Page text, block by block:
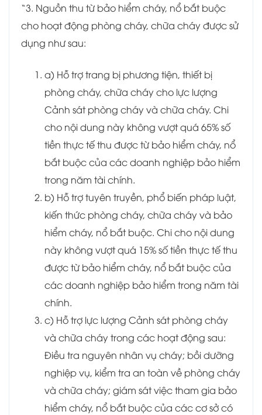
“3. Nguồn thu từ bảo hiểm cháy, nổ bắt buộc
cho hoạt động phòng cháy, chữa cháy được sử
dụng như sau:
a) Hỗ trợ trang bị phương tiện, thiết bị
phòng cháy, chữa cháy cho lực lượng
Cảnh sát phòng cháy và chữa cháy. Chi
cho nội dung này không vượt quá 65% số
tiền thực tế thu được từ bảo hiểm cháy, nổ
bắt buộc của các doanh nghiệp bảo hiểm
trong năm tài chính.
b) Hỗ trợ tuyên truyền, phổ biến pháp luật,
kiến thức phòng cháy, chữa cháy và bảo
hiểm cháy, nổ bắt buộc. Chi cho nội dung
này không vượt quá 15% số tiền thực tế thu
được từ bảo hiểm cháy, nổ bắt buộc của
các doanh nghiệp bảo hiểm trong năm tài
chính.
c) Hỗ trợ lực lượng Cảnh sát phòng cháy
và chữa cháy trong các hoạt động sau:
Điều tra nguyên nhân vụ cháy; bồi dưỡng
nghiệp vụ, kiểm tra an toàn về phòng cháy
và chữa cháy; giám sát việc tham gia bảo
hiểm cháy, nổ bắt buộc của các cơ sở có